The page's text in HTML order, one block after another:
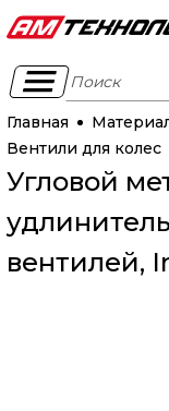
Поиск
Главная
Вентили для колес
Угловой
вентилей,